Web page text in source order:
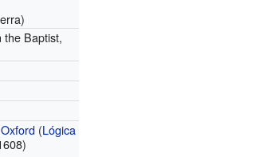
the Baptist,
(Lógica